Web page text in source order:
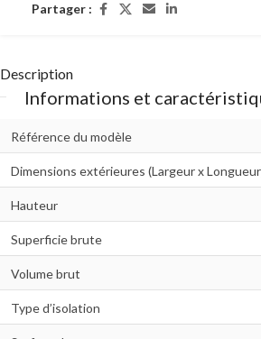
Partager :
Description
Informations et
Référence du modèle
Dimensions extérieures (Largeur x
Hauteur
Superficie brute
Volume brut
Type d’isolation